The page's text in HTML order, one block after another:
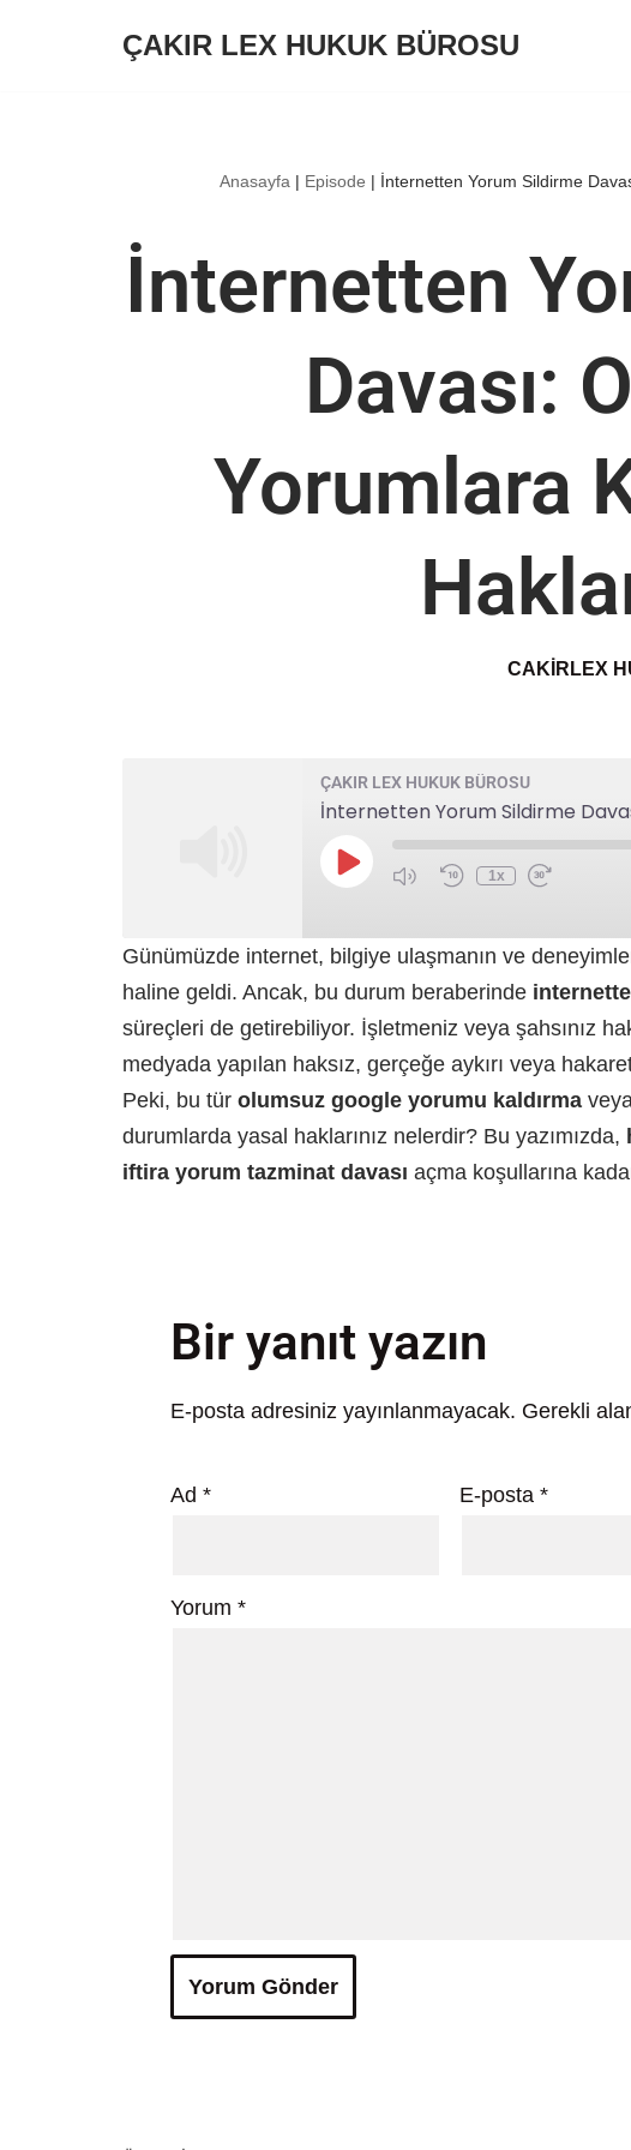
ÇAKIR LEX HUKUK BÜROSU
Anasayfa | Episode | İnternetten Yorum Sildirme
İnternetten
Davası:
Yorumlara
CAKIRLEX
ÇAKIR LEX HUKUK BÜROSU
İnternetten Yorum Sildirme
1x
Günümüzde internet, bilgiye ulaşmanın ve
haline geldi. Ancak, bu durum beraberinde
süreçleri de getirebiliyor. İşletmeniz veya şahsınız
medyada yapılan haksız, gerçeğe aykırı veya
Peki, bu tür olumsuz google yorumu kaldırma
durumlarda yasal haklarınız nelerdir? Bu yazımızda,
iftira yorum tazminat davası açma koşullarına
Bir yanıt yazın
E-posta adresiniz yayınlanmayacak. Gerekli
Ad * E-posta*
Yorum *